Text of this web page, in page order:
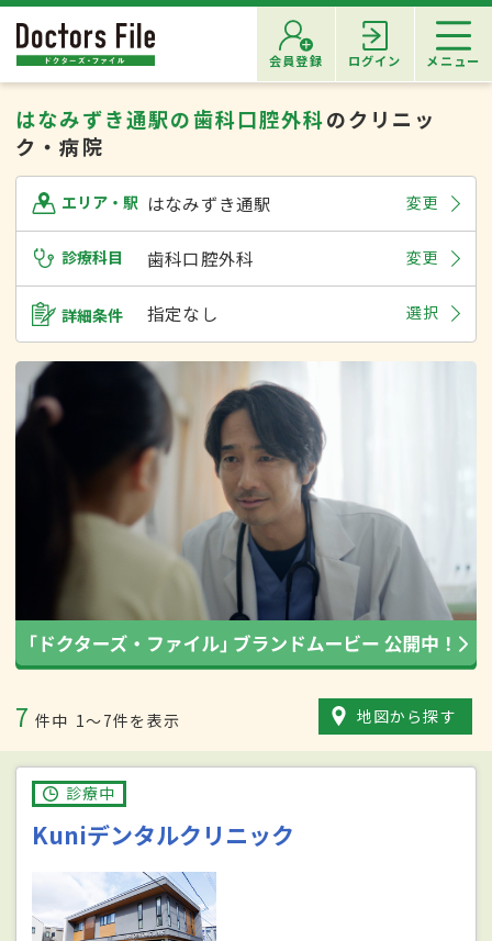
会員登録 ログイン メニュー
はなみずき通駅の歯科口腔外科のクリニッ
ク・病院
エリア・駅 はなみずき通駅 変更
診療科目 歯科口腔外科 変更
詳細条件 指定なし 選択
7 件中 1〜7件を表示 地図から探す
診療中
Kuniデンタルクリニック